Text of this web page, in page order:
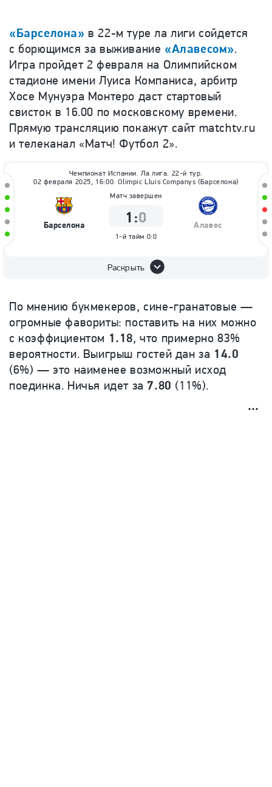
«Барселона» в 22-м туре ла лиги сойдется
с борющимся за выживание «Алавесом».
Игра пройдет 2 февраля на Олимпийском
стадионе имени Луиса Компаниса, арбитр
Хосе Мунуэра Монтеро даст стартовый
свисток в 16.00 по московскому времени.
Прямую трансляцию покажут сайт matchtv.ru
и телеканал «Матч! Футбол 2».
Чемпионат Испании. Ла лига. 22-й тур.
02 февраля 2025, 16:00. Olimpic Lluis Companys (Барселона)
Барселона
Матч завершен
1 :0
1-й тайм 0:0
Алавес
Раскрыть
По мнению букмекеров, сине-гранатовые —
огромные фавориты: поставить на них можно
с коэффициентом 1.18, что примерно 83%
вероятности. Выигрыш гостей дан за 14.0
(6%) — это наименее возможный исход
поединка. Ничья идет за 7.80 (11%).